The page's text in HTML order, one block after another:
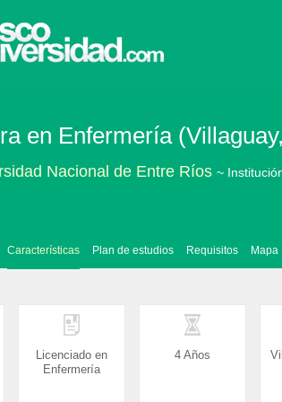
en Enfermería
Nacional de Entre Ríos ~
Características Plan de estudios Requisitos Mapa
Licenciado en
Enfermería
4 Años